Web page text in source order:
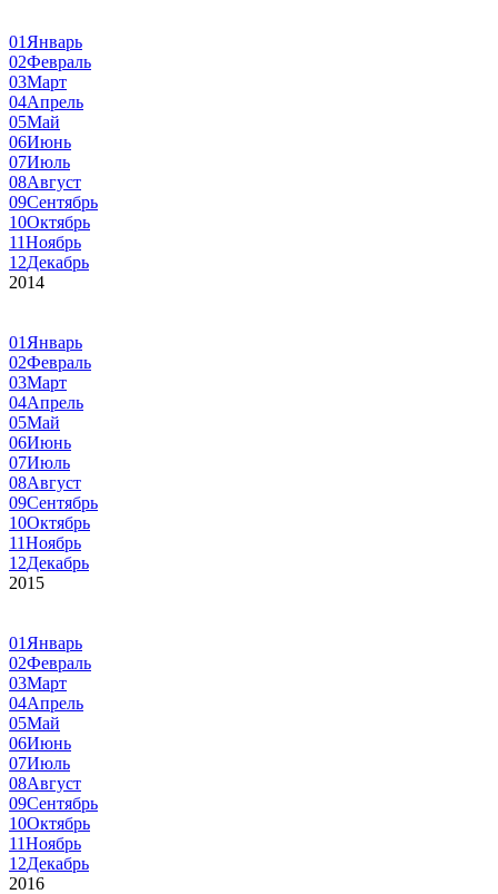
01 Январь
02Февраль
03Март
04Апрель
05Май
06Июнь
07Июль
08Август
09Сентябрь
10Октябрь
11Ноябрь
12Декабрь
2014
01 Январь
02Февраль
03Март
04Апрель
05Май
06Июнь
07Июль
08Август
09Сентябрь
10Октябрь
11Ноябрь
12Декабрь
2015
01 Январь
02Февраль
03Март
04Апрель
05Май
06Июнь
07Июль
08Август
09Сентябрь
10Октябрь
11Ноябрь
12Декабрь
2016